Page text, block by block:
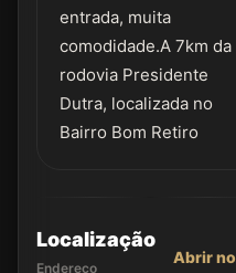
entrada, muita
comodidade.A 7km da
rodovia Presidente
Dutra, localizada no
Bairro Bom Retiro
Localização
Endereço
Abrir no